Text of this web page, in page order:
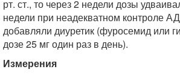
рт. ст., то через 2 недели дозы
недели при неадекватном контроле
добавляли диуретик (фуросемид или
дозе 25 мг один раз в день).
Измерения